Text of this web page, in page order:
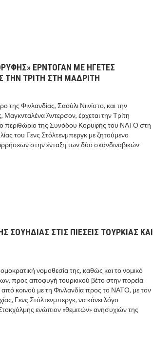
ΕΡΝΤΟΓΑΝ ΜΕ ΗΓΕΤΕΣ
ΤΗΝ ΤΡΙΤΗ ΣΤΗ ΜΑΔΡΙΤΗ
της Φινλανδίας, Σαούλι Νιινίστο, και την
Άντερσον, έρχεται την Τρίτη
περιθώριο της Συνόδου Κορυφής του ΝΑΤΟ στη
του Γενς Στόλτενμπεργκ με ζητούμενο
στην ένταξη των δύο σκανδιναβικών
ΣΟΥΗΔΙΑΣ ΣΤΙΣ ΠΙΕΣΕΙΣ ΤΟΥΡΚΙΑΣ ΚΑΙ
νομοθεσία της, καθώς και το νομικό
προς αποφυγή τουρκικού βέτο στην πορεία
κοινού με τη Φινλανδία προς το ΝΑΤΟ, με τον
Γενς Στόλτενμπεργκ, να κάνει λόγο
ενώπιον «θεμιτών» ανησυχιών της